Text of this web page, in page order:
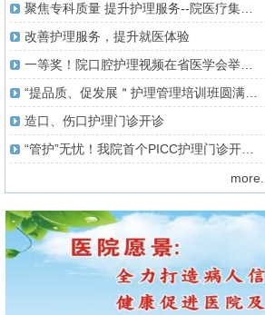
前主要的研究方向为:输尿管软
镜在泌尿系结石中的应用。
作,至今在国内学术刊物上共发
表论文12篇,获得新余市级科技
成果奖2项。社会兼职有:江西省
中西医结合学会委员、新余市外
科学会委员、新余市红十字会委
员、新余市医疗事故鉴定委员会
委员
直从事骨科的临床、科研及教学
工作,精通骨科常见病、多发病
及疑难病的诊治,在脊柱外科、
人工关节外科、显微外科技术方
面具有丰富的专业经验,能独立
解决本专业领域的复杂疑难病
症。1998年于南昌大学第一附
属医院学习,2008年于北京三医
院学习;此外,先后独立开展了全
髋、全膝关节置换术等一系列高
见病、疑难病的诊治,擅长创伤
骨科、脊柱外科、关节外科、代
谢骨病,主要包括:骨盆、脊柱及
四肢复杂骨折的治疗,颈椎病、
腰椎间盘突出症、腰椎管狭窄
症、胸腰椎骨折、结核等脊柱疾
胡燕卿副主任医师
胡燕卿，副主任医师，本科学
历，中华医学会骨科学会会员。
1986年毕业于九江学院医学部
临床医学专业，一直从事于骨科
专业的临床工作。1995年在江
练掌握全髋关节置换、全膝关节
表面置换、骨质疏松症的椎体成
形术，各种四肢骨折的手术治
疗，在国内学术刊物、发表论文
10余篇。
黄金根副主任医师
黄金根，副主任医师，1990年7
系，大学本科，中华医学会神经
外科分会会员，1995年8月
~1996年8月在南昌大学第一附
属医院神经外科进修学习，
改善护理服务，提升就医体验
造口、伤口护理门诊开诊
more...